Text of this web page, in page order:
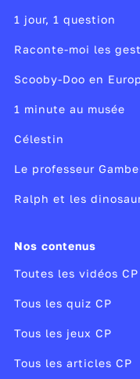
chocolat
coffee
honey
zucchini
tomato
carrot
pumpkin
corn
1 jour, 1 question
Raconte-moi les
Scooby-Doo en
1 minute au musée
Célestin
Le professeur
Ralph et les
Nos contenus
Toutes les vidéos CP
Tous les quiz CP
Tous les jeux CP
Tous les articles CP